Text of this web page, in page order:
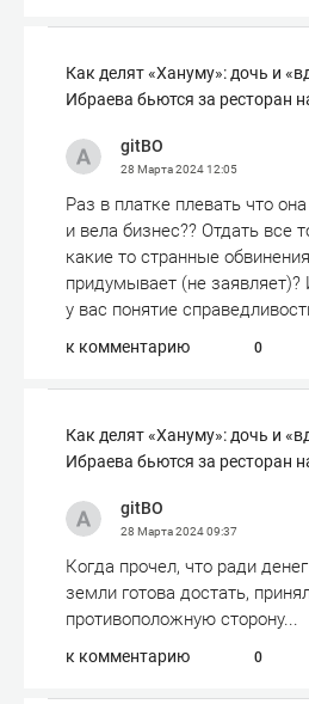
Как делят «Хануму»: дочь и
Ибраева бьются за ресторан
gitBO
28 Марта 202412:05
Раз в платке плевать что
и вела бизнес?? Отдать все
какие то странные обвинения
придумывает (не
у вас понятие
к комментарию 0
Как делят «Хануму»: дочь и
Ибраева бьются за ресторан
gitBO
28 Марта 202409:37
Когда прочел, что ради
земли готова достать,
противоположную сторону...
к комментарию 0